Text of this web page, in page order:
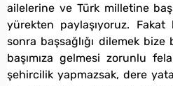
ailelerine ve Türk milletine
yürekten paylaşıyoruz.
sonra başsağlığı dilemek
başımıza gelmesi zorunlu
şehircilik yapmazsak, dere